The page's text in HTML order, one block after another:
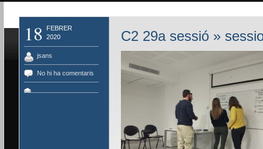
18
FEBRER
2020
jsans
No hi ha comentaris
C2 29a sessió»